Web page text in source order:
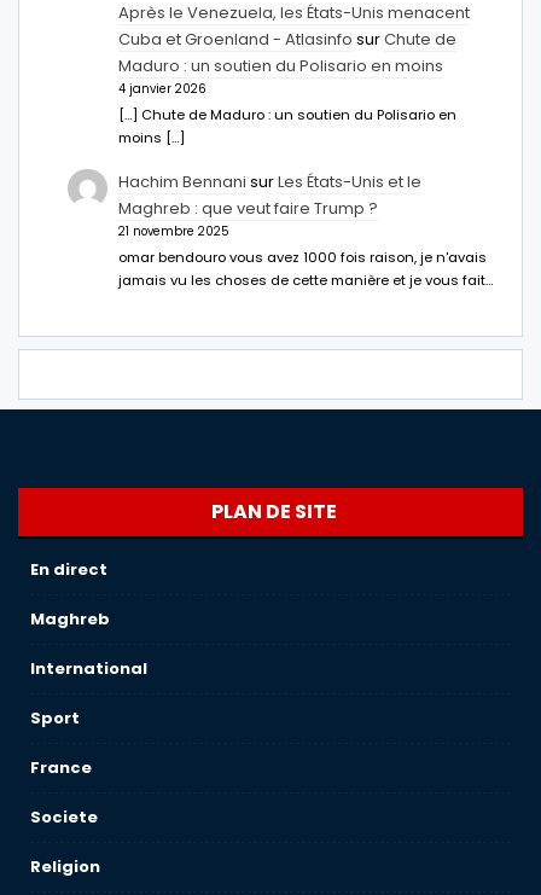
Après le Venezuela, les États-Unis menacent
Cuba et Groenland - Atlasinfo surChute de
Maduro : un soutien du Polisario en moins
4 janvier 2026
[…] Chute de Maduro : un soutien du Polisario en
moins […]
Hachim Bennani surLes États-Unis et le
Maghreb : que veut faire Trump ?
21 novembre 2025
omar bendouro vous avez 1000 fois raison, je n'avais
jamais vu les choses de cette manière et je vous fait…
PLAN DE SITE
En direct
Maghreb
International
Sport
France
Societe
Religion